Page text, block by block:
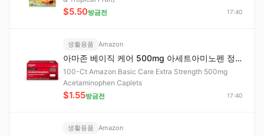
$5.50방금전 17:40
생활용품 Amazon
아마존 베이직 케어 500mg 아세트아미노펜 정제 100정
100-Ct Amazon Basic Care Extra Strength 500mg
Acetaminophen Caplets
$1.55방금전 17:40
생활용품 Amazon